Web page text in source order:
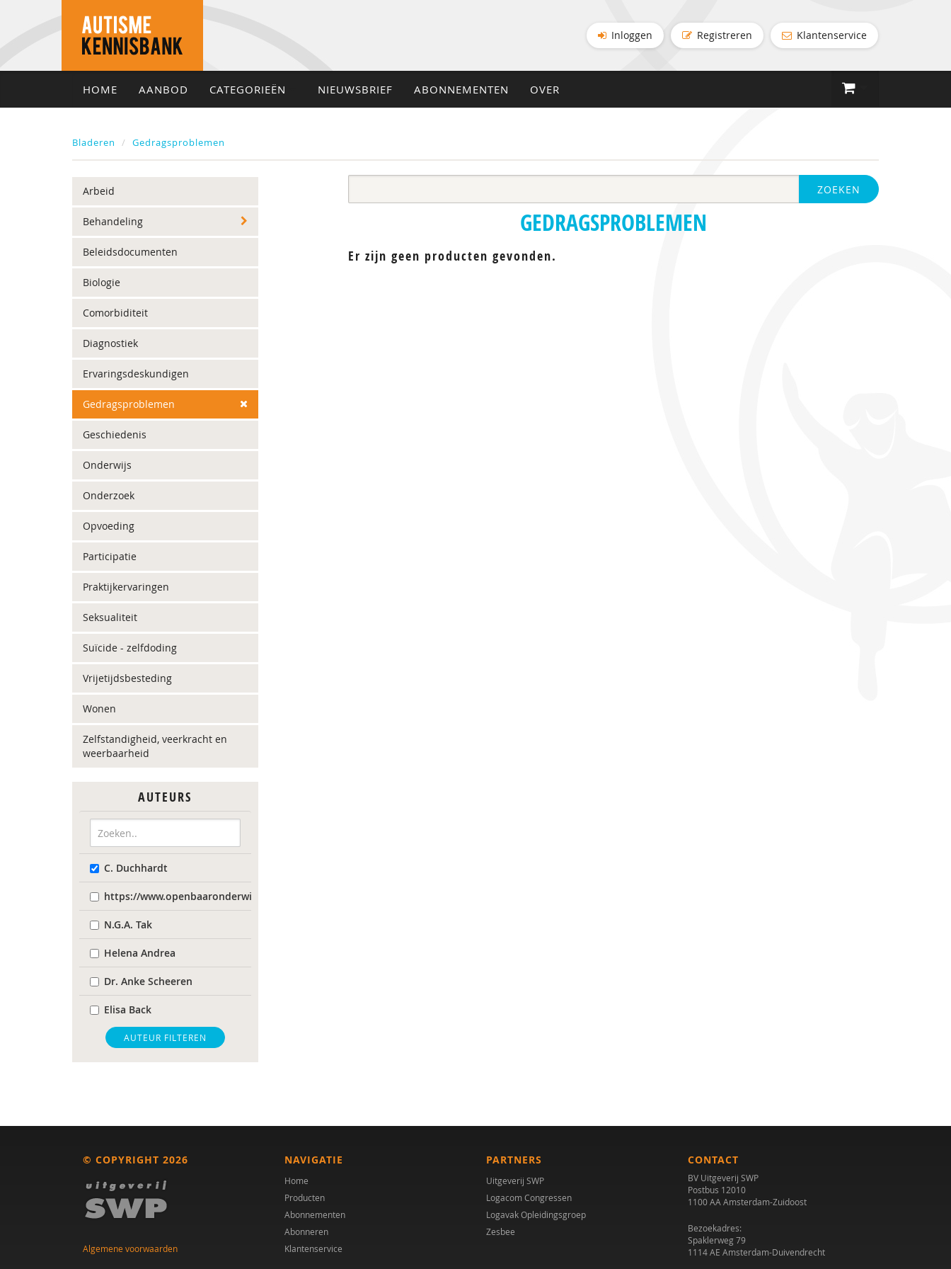
Inloggen Registreren Klantenservice
HOME AANBOD CATEGORIEËN NIEUWSBRIEF ABONNEMENTEN OVER
Bladeren Gedragsproblemen
Arbeid
Behandeling
Beleidsdocumenten
Biologie
Comorbiditeit
Diagnostiek
Ervaringsdeskundigen
Gedragsproblemen
Geschiedenis
Onderwijs
Onderzoek
Opvoeding
Participatie
Praktijkervaringen
Seksualiteit
Suïcide - zelfdoding
Vrijetijdsbesteding
Wonen
Zelfstandigheid, veerkracht en
weerbaarheid
AUTEURS
C. Duchhardt
https://www.openbaaronderwijs.nu/
N.G.A. Tak
Helena Andrea
Dr. Anke Scheeren
Elisa Back
Theo Bakker
Anneloes Bal
Sander Begeer
Laura Beurskens-Claessen
Liesbeth Bouwhuis
AUTEUR FILTEREN
ZOEKEN
GEDRAGSPROBLEMEN
Er zijn geen producten gevonden.
© COPYRIGHT 2026
Algemene voorwaarden
NAVIGATIE
Home
Producten
Abonnementen
Abonneren
Klantenservice
PARTNERS
Uitgeverij SWP
Logacom Congressen
Logavak Opleidingsgroep
Zesbee
CONTACT
BV Uitgeverij SWP
Postbus 12010
1100 AA Amsterdam-Zuidoost
Bezoekadres:
Spaklerweg 79
1114 AE Amsterdam-Duivendrecht